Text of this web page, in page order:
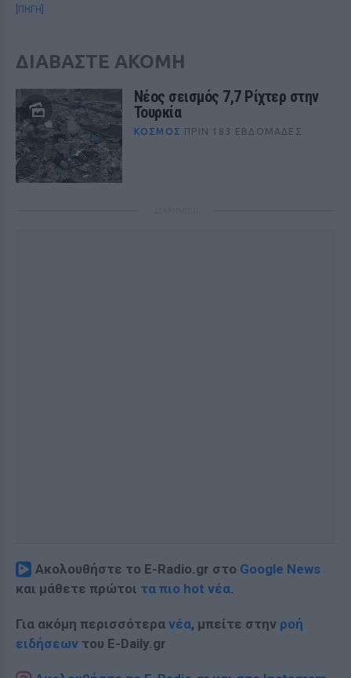
[ΠΗΓΗ]
ΔΙΑΒΑΣΤΕ ΑΚΟΜΗ
Νέος σεισμός 7,7 Ρίχτερ στην
Τουρκία
ΚΌΣΜΟΣ ΠΡΙΝ 183 ΕΒΔΟΜΆΔΕΣ
Ακολουθήστε το E-Radio.gr στο Google News
και μάθετε πρώτοι τα πιο hot νέα.
Για ακόμη περισσότερα νέα, μπείτε στην ροή
ειδήσεων του E-Daily.gr